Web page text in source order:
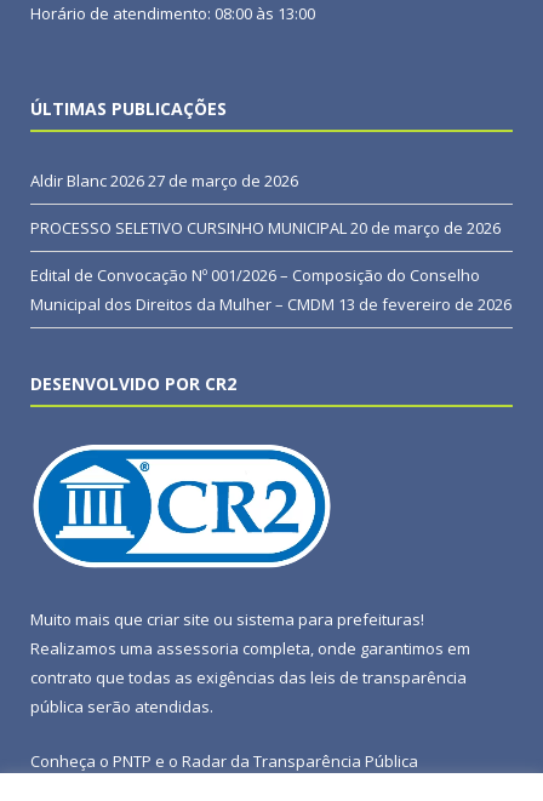
Horário de atendimento: 08:00 às 13:00
ÚLTIMAS PUBLICAÇÕES
Aldir Blanc 202627 de março de 2026
PROCESSO SELETIVO CURSINHO MUNICIPAL20 de março de 2026
Edital de Convocação Nº 001/2026 – Composição do Conselho
Municipal dos Direitos da Mulher – CMDM 13 de fevereiro de 2026
DESENVOLVIDO POR CR2
Muito mais que criar site ou sistema para prefeituras!
Realizamos uma assessoria completa, onde garantimos em
contrato que todas as exigências das leis de transparência
pública serão atendidas.
Conheça o PNTP e o Radar da Transparência Pública